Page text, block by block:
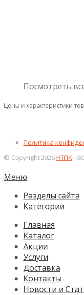
Посмотреть
Цены и характеристики
Политика
© Copyright 2026НТПК-
Меню
Разделы сайта
Категории
Главная
Каталог
Акции
Услуги
Доставка
Контакты
Новости и